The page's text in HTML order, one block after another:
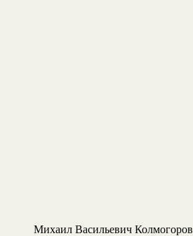
Михаил Васильевич Колмогоров